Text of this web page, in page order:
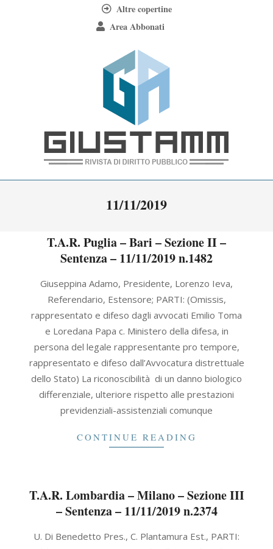
Altre copertine
Area Abbonati
Giustamm
11/11/2019
T.A.R. Puglia – Bari – Sezione II –
Sentenza – 11/11/2019 n.1482
11-Giuseppina Adamo, Presidente, Lorenzo Ieva,
Referendario, Estensore; PARTI: (Omissis,
rappresentato e difeso dagli avvocati Emilio Toma
e Loredana Papa c. Ministero della difesa, in
persona del legale rappresentante pro tempore,
rappresentato e difeso dall’Avvocatura distrettuale
dello Stato) La riconoscibilità di un danno biologico
differenziale, ulteriore rispetto alle prestazioni
previdenziali-assistenziali comunque
CONTINUE READING
T.A.R. Lombardia – Milano – Sezione III
– Sentenza – 11/11/2019 n.2374
11-
U. Di Benedetto Pres., C. Plantamura Est., PARTI: